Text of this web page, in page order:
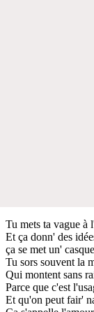
Tu mets ta vague à
Et ça donn' des
ça se met un'
Tu sors souvent la
Qui montent sans
Parce que c'est
Et qu'on peut fair'